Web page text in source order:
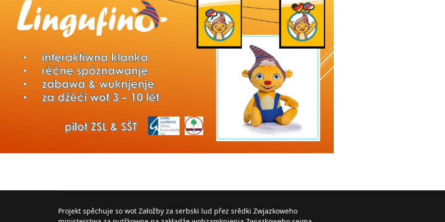
Projekt spěchuje so wot Załožby za serbski lud přez srědki Zwjazkoweho